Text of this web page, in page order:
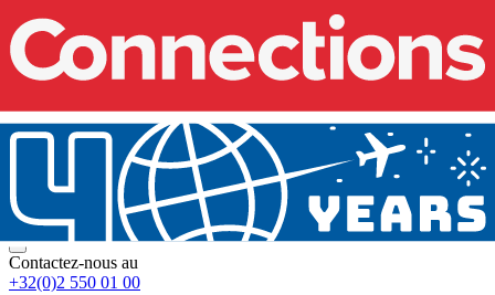
Contactez-nous au
+32(0)2 550 01 00